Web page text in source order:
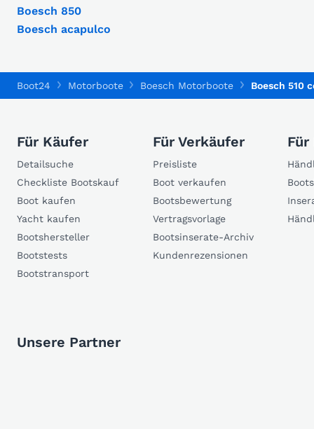
Boesch 850
Boesch acapulco
Boot24 Motorboote Boesch Motorboote Boesch 510
Für Käufer
Detailsuche
Checkliste Bootskauf
Boot kaufen
Yacht kaufen
Bootshersteller
Bootstests
Bootstransport
Für Verkäufer
Preisliste
Boot verkaufen
Bootsbewertung
Vertragsvorlage
Bootsinserate-Archiv
Kundenrezensionen
Für
Unsere Partner